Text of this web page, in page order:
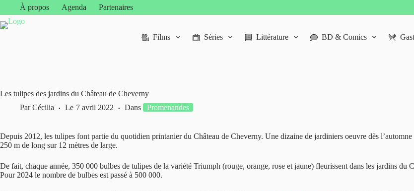
contenu
À propos Agenda Partenaires
Films Séries Littérature BD & Comics
Les tulipes des jardins du Château de Cheverny
Par Cécilia Le 7 avril 2022 Dans Promenandes
Depuis 2012, les tulipes font partie du quotidien printanier du Château de Cheverny. Une dizaine de jardiniers oeuvre dès
250 m de long sur 12 mètres de large.
De fait, chaque année, 350 000 bulbes de tulipes de la variété Triumph (rouge, orange, rose et jaune) fleurissent dans les jardins du
Pour 2024 le nombre de bulbes est passé à 500 000.